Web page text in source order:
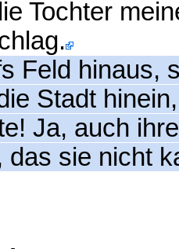
Tochter
Feld hinaus,
Stadt
Ja, auch
das sie nicht